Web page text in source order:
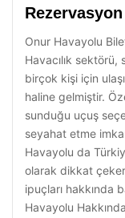
Onur Havayolu
Havacılık
birçok kişi için
haline gelmiştir.
sunduğu uçuş
seyahat etme
Havayolu da
olarak dikkat
ipuçları hakkında
Havayolu